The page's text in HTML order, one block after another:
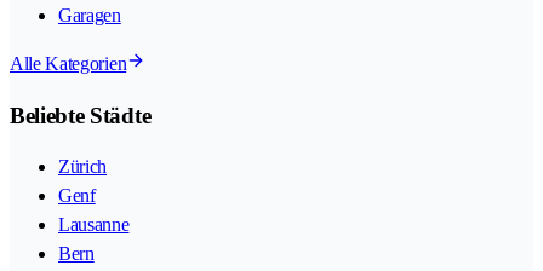
Garagen
Alle Kategorien
Beliebte Städte
Zürich
Genf
Lausanne
Bern